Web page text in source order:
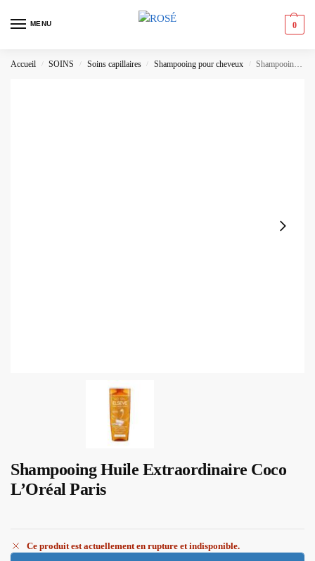
MENU 0
Accueil / SOINS / Soins capillaires / Shampooing pour cheveux / Shampooing Huile Extraordinaire Coco L’Oréal Paris
Shampooing Huile Extraordinaire Coco
L’Oréal Paris
Ce produit est actuellement en rupture et indisponible.